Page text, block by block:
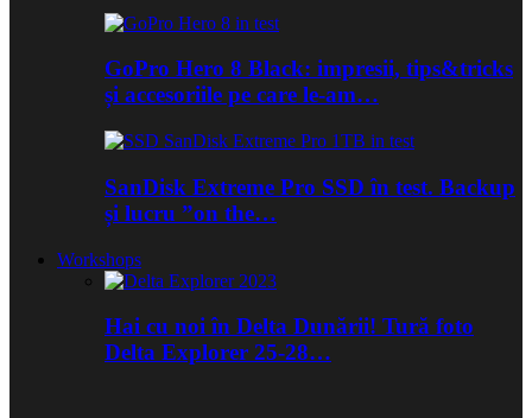
GoPro Hero 8 Black: impresii, tips&tricks
și accesoriile pe care le-am…
SanDisk Extreme Pro SSD în test. Backup
și lucru ”on the…
Workshops
Hai cu noi în Delta Dunării! Tură foto
Delta Explorer 25-28…